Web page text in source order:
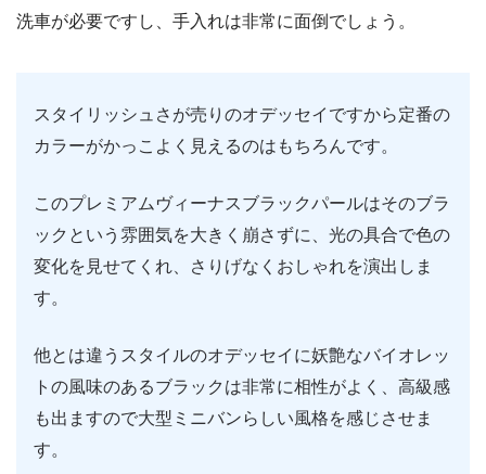
洗車が必要ですし、手入れは非常に面倒でしょう。
スタイリッシュさが売りのオデッセイですから定番の
カラーがかっこよく見えるのはもちろんです。
このプレミアムヴィーナスブラックパールはそのブラ
ックという雰囲気を大きく崩さずに、光の具合で色の
変化を見せてくれ、さりげなくおしゃれを演出しま
す。
他とは違うスタイルのオデッセイに妖艶なバイオレッ
トの風味のあるブラックは非常に相性がよく、高級感
も出ますので大型ミニバンらしい風格を感じさせま
す。